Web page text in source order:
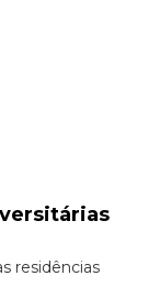
residências